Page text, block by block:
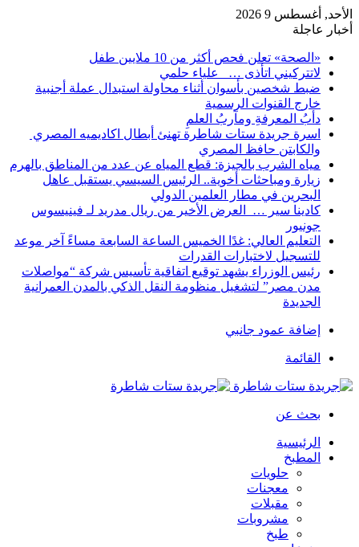
الأحد, أغسطس 9 2026
أخبار عاجلة
«الصحة» تعلن فحص أكثر من 10 ملايين طفل
لاتتركيني اتأذى … علياء حلمي
ضبط شخصين بأسوان أثناء محاولة استبدال عملة أجنبية
خارج القنوات الرسمية
دأبُ المعرفةِ ومآربُ العلمِ
اسرة جريدة ستات شاطرة تهنئ أبطال اكاديميه المصري
والكابتن حافظ المصري
مياه الشرب بالجيزة: قطع المياه عن عدد من المناطق بالهرم
زيارة ومباحثات أخوية.. الرئيس السيسي يستقبل عاهل
البحرين في مطار العلمين الدولي
كادينا سير … العرض الأخير من ريال مدريد لـ فينيسوس
جونيور
التعليم العالي: غدًا الخميس الساعة السابعة مساءً آخر موعد
للتسجيل لاختبارات القدرات
رئيس الوزراء يشهد توقيع اتفاقية تأسيس شركة “مواصلات
مدن مصر” لتشغيل منظومة النقل الذكي بالمدن العمرانية
الجديدة
إضافة عمود جانبي
القائمة
بحث عن
الرئيسية
المطبخ
حلويات
معجنات
مقبلات
مشروبات
طبخ